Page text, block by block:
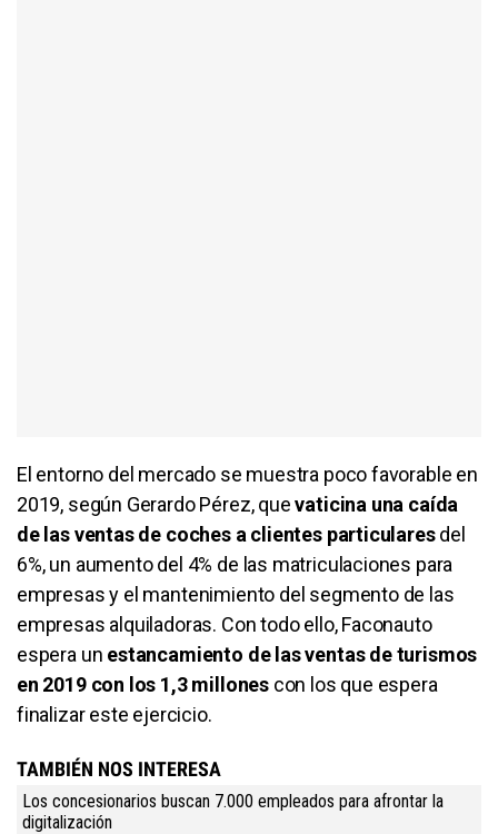
El entorno del mercado se muestra poco favorable en
2019, según Gerardo Pérez, quevaticina una caída
de las ventas de coches a clientes particularesdel
6%, un aumento del 4% de las matriculaciones para
empresas y el mantenimiento del segmento de las
empresas alquiladoras. Con todo ello, Faconauto
espera un estancamiento de las ventas de turismos
en 2019 con los 1,3 millones con los que espera
finalizar este ejercicio.
TAMBIÉN NOS INTERESA
Los concesionarios buscan 7.000 empleados para afrontar la
digitalización